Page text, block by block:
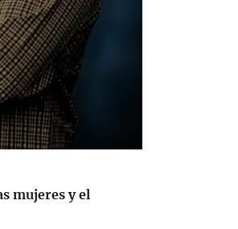
mujeres y el